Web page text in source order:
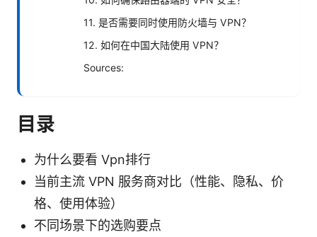
11. 是否需要同时使用防火墙与 VPN？
12. 如何在中国大陆使用 VPN？
Sources:
目录
为什么要看 Vpn排行
当前主流 VPN 服务商对比（性能、隐私、价
格、使用体验）
不同场景下的选购要点